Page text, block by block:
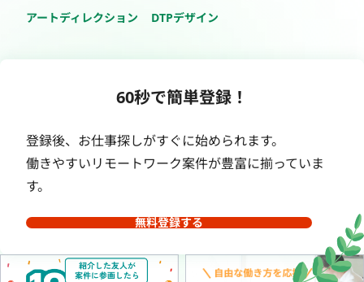
アートディレクション
DTPデザイン
60秒で簡単登録！
登録後、お仕事探しがすぐに始められます。
働きやすいリモートワーク案件が豊富に揃っていま
す。
無料登録する